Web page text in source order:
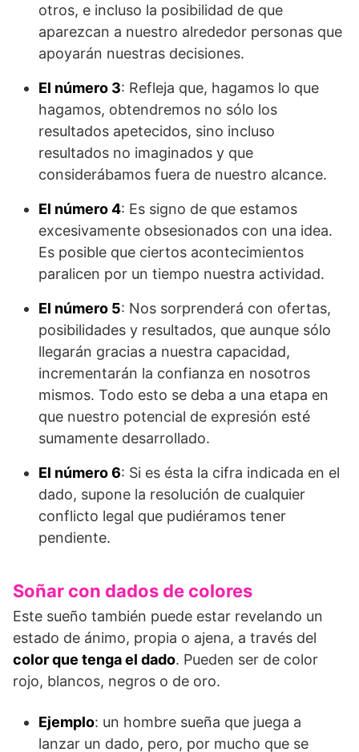
otros, e incluso la posibilidad de que
aparezcan a nuestro alrededor personas que
apoyarán nuestras decisiones.
El número 3: Refleja que, hagamos lo que
hagamos, obtendremos no sólo los
resultados apetecidos, sino incluso
resultados no imaginados y que
considerábamos fuera de nuestro alcance.
El número 4: Es signo de que estamos
excesivamente obsesionados con una idea.
Es posible que ciertos acontecimientos
paralicen por un tiempo nuestra actividad.
El número 5: Nos sorprenderá con ofertas,
posibilidades y resultados, que aunque sólo
llegarán gracias a nuestra capacidad,
incrementarán la confianza en nosotros
mismos. Todo esto se deba a una etapa en
que nuestro potencial de expresión esté
sumamente desarrollado.
El número 6: Si es ésta la cifra indicada en el
dado, supone la resolución de cualquier
conflicto legal que pudiéramos tener
pendiente.
Soñar con dados de colores
Este sueño también puede estar revelando un
estado de ánimo, propia o ajena, a través del
color que tenga el dado. Pueden ser de color
rojo, blancos, negros o de oro.
Ejemplo: un hombre sueña que juega a
lanzar un dado, pero, por mucho que se